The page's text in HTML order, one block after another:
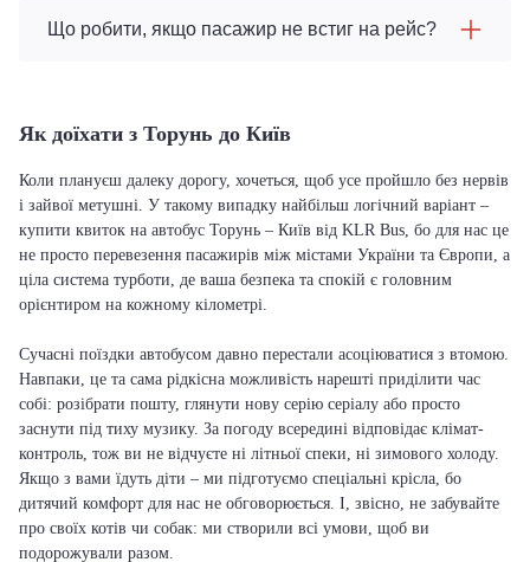
Що робити, якщо пасажир не встиг на рейс?
Як доїхати з Торунь до Київ
Коли плануєш далеку дорогу, хочеться, щоб усе пройшло без нервів
і зайвої метушні. У такому випадку найбільш логічний варіант –
купити квиток на автобус Торунь – Київ від KLR Bus, бо для нас це
не просто перевезення пасажирів між містами України та Європи, а
ціла система турботи, де ваша безпека та спокій є головним
орієнтиром на кожному кілометрі.
Сучасні поїздки автобусом давно перестали асоціюватися з втомою.
Навпаки, це та сама рідкісна можливість нарешті приділити час
собі: розібрати пошту, глянути нову серію серіалу або просто
заснути під тиху музику. За погоду всередині відповідає клімат-
контроль, тож ви не відчуєте ні літньої спеки, ні зимового холоду.
Якщо з вами їдуть діти – ми підготуємо спеціальні крісла, бо
дитячий комфорт для нас не обговорюється. І, звісно, не забувайте
про своїх котів чи собак: ми створили всі умови, щоб ви
подорожували разом.